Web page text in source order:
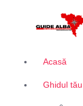
Acasă
Ghidul tău